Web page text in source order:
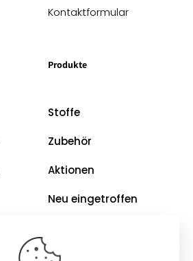
Kontaktformular
Produkte
Stoffe
Zubehör
Aktionen
Neu eingetroffen